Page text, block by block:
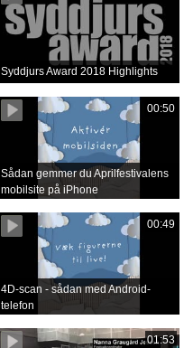
Syddjurs Award 2018 Highlights
00:50
Sådan gemmer du Aprilfestivalens
mobilsite på iPhone
00:49
4D-scan - sådan med Android-
telefon
01:53